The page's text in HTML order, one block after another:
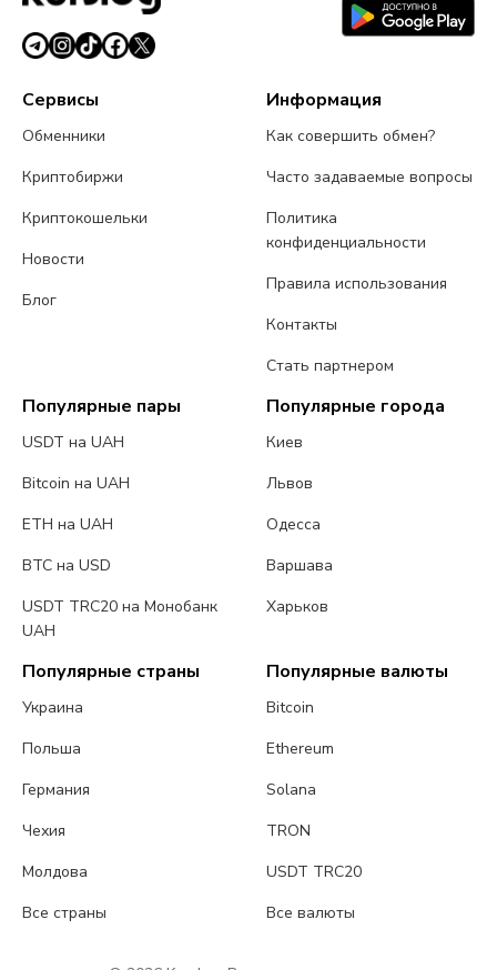
Сервисы
Обменники
Криптобиржи
Криптокошельки
Новости
Блог
Информация
Как совершить обмен?
Часто задаваемые вопросы
Политика
конфиденциальности
Правила использования
Контакты
Стать партнером
Популярные пары
USDT на UAH
Bitcoin на UAH
ETH на UAH
BTC на USD
USDT TRC20 на Монобанк
UAH
Популярные города
Киев
Львов
Одесса
Варшава
Харьков
Популярные страны
Украина
Польша
Германия
Чехия
Молдова
Все страны
Популярные валюты
Bitcoin
Ethereum
Solana
TRON
USDT TRC20
Все валюты